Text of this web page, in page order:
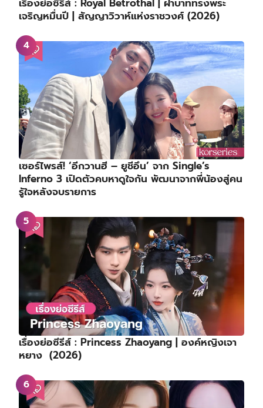
เจริญหมื่นปี | สัญญาวิวาห์แห่งราชวงศ์ (2026)
เซอร์ไพรส์! ‘อีกวานฮี – ยูชีอึน’ จาก Single’s
Inferno 3 เปิดตัวคบหาดูใจกัน พัฒนาจากพี่น้องสู่คน
รู้ใจหลังจบรายการ
เรื่องย่อซีรีส์ : Princess Zhaoyang | องค์หญิงเจา
หยาง (2026)